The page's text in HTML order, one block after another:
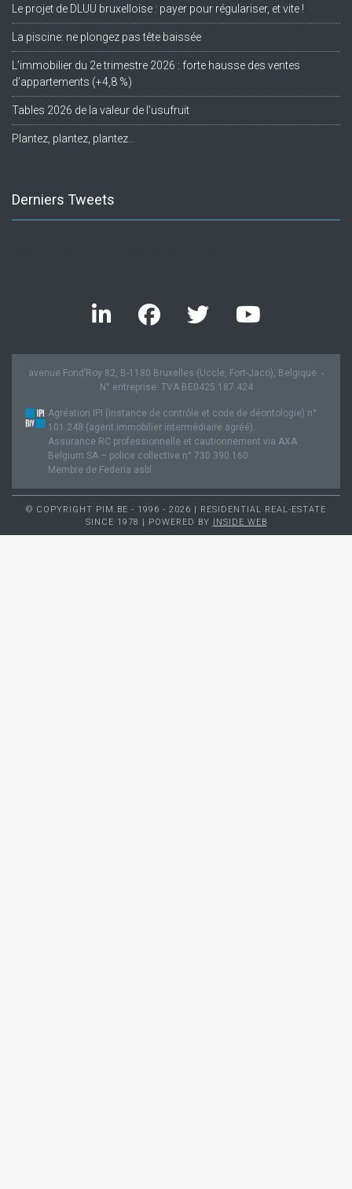
Le projet de DLUU bruxelloise : payer pour régulariser, et vite !
La piscine: ne plongez pas tête baissée
L’immobilier du 2e trimestre 2026 : forte hausse des ventes
d’appartements (+4,8 %)
Tables 2026 de la valeur de l’usufruit
Plantez, plantez, plantez…
Derniers Tweets
avenue Fond’Roy 82, B-1180 Bruxelles (Uccle, Fort-Jaco), Belgique. -
N° entreprise: TVA BE0425.187.424
Agréation IPI (instance de contrôle et code de déontologie) n°
101.248 (agent immobilier intermédiaire agréé).
Assurance RC professionnelle et cautionnement via AXA
Belgium SA – police collective n° 730.390.160
Membre de Federia asbl
© COPYRIGHT PIM.BE - 1996 - 2026 | RESIDENTIAL REAL-ESTATE
SINCE 1978 | POWERED BY
INSIDE WEB